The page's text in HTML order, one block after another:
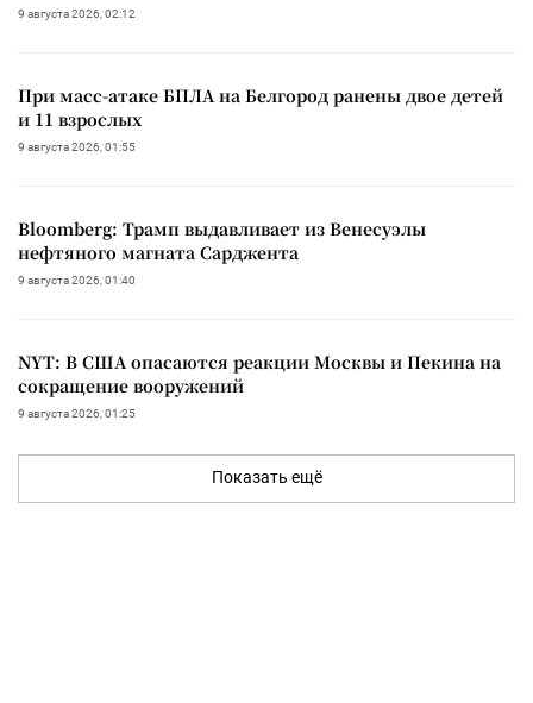
9 августа 2026, 02:12
При масс-атаке БПЛА на Белгород ранены двое детей
и 11 взрослых
9 августа 2026, 01:55
Bloomberg: Трамп выдавливает из Венесуэлы
нефтяного магната Сарджента
9 августа 2026, 01:40
NYT: В США опасаются реакции Москвы и Пекина на
сокращение вооружений
9 августа 2026, 01:25
Показать ещё